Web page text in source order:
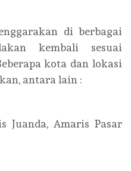
di berbagai
kembali sesuai
kota dan lokasi
antara lain :
Juanda, Amaris Pasar